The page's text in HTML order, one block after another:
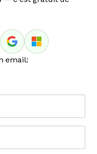
email: